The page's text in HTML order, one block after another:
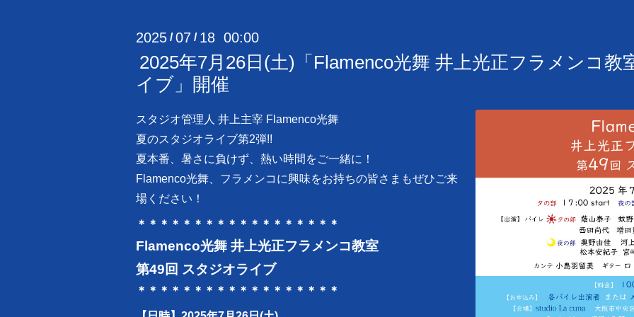
2025 /07 / 18 00:00
2025年7月26日(土)「Flamenco光舞 井上光正フラメンコ教
イブ」開催
スタジオ管理人 井上主宰 Flamenco光舞
夏のスタジオライブ第2弾!!
夏本番、暑さに負けず、熱い時間をご一緒に！
Flamenco光舞、フラメンコに興味をお持ちの皆さまもぜひご来
場ください！
＊＊＊＊＊＊＊＊＊＊＊＊＊＊＊＊＊＊
Flamenco光舞 井上光正フラメンコ教室
第49回 スタジオライブ
＊＊＊＊＊＊＊＊＊＊＊＊＊＊＊＊＊＊